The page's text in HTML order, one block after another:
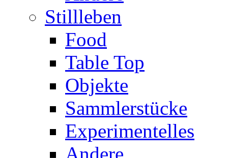
Stillleben
Food
Table Top
Objekte
Sammlerstücke
Experimentelles